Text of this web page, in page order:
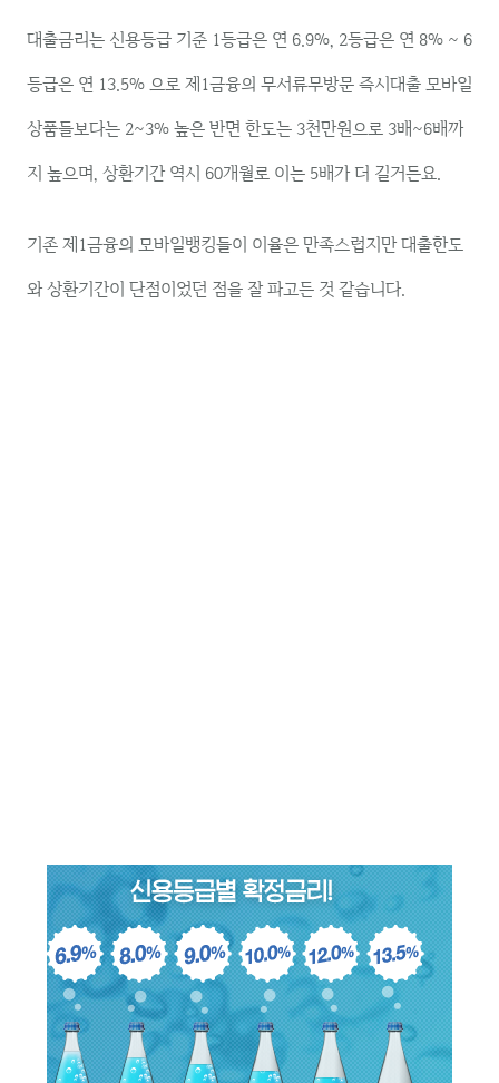
대출금리는 신용등급 기준 1등급은 연 6.9%, 2등급은 연 8% ~ 6
등급은 연 13.5% 으로 제1금융의 무서류무방문 즉시대출 모바일
상품들보다는 2~3% 높은 반면 한도는 3천만원으로 3배~6배까
지 높으며, 상환기간 역시 60개월로 이는 5배가 더 길거든요.
기존 제1금융의 모바일뱅킹들이 이율은 만족스럽지만 대출한도
와 상환기간이 단점이었던 점을 잘 파고든 것 같습니다.